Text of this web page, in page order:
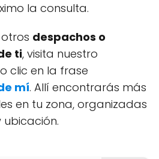
la consulta.
despachos o
ti, visita nuestro
clic en la frase
mí. Allí encontrarás más
en tu zona, organizadas